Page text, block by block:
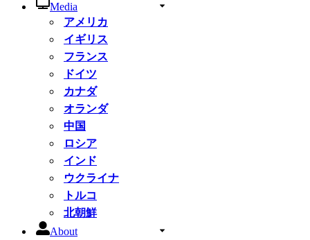
Media
アメリカ
イギリス
フランス
ドイツ
カナダ
オランダ
中国
ロシア
インド
ウクライナ
トルコ
北朝鮮
About